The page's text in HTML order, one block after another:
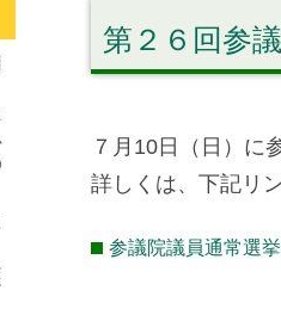
第２６回参
７月10日（日）に
詳しくは、下記リ
参議院議員通常選